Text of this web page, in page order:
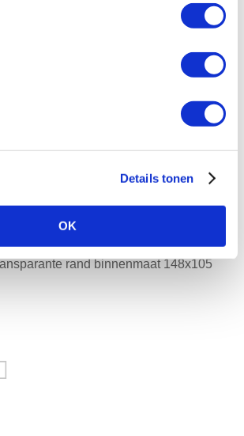
Details tonen
OK
over: Badgehouder vinyl verticaal
rand binnenmaat 148x105